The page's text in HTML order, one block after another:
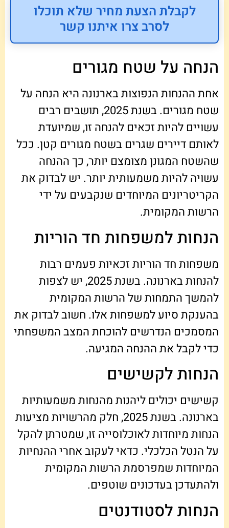
לקבלת הצעת מחיר שלא תוכלו
לסרב צרו איתנו קשר
הנחה על שטח מגורים
אחת ההנחות הנפוצות בארנונה היא הנחה על
שטח מגורים. בשנת 2025, תושבים רבים
עשויים להיות זכאים להנחה זו, שמיועדת
לאותם דיירים שגרים בשטח מגורים קטן. ככל
שהשטח המגונן מצומצם יותר, כך ההנחה
עשויה להיות משמעותית יותר. יש לבדוק את
הקריטריונים המיוחדים שנקבעים על ידי
הרשות המקומית.
הנחות למשפחות חד הוריות
משפחות חד הוריות זכאיות פעמים רבות
להנחות בארנונה. בשנת 2025, יש לצפות
להמשך התמחות של הרשות המקומית
בהענקת סיוע למשפחות אלו. חשוב לבדוק את
המסמכים הנדרשים להוכחת המצב המשפחתי
כדי לקבל את ההנחה המגיעה.
הנחות לקשישים
קשישים יכולים ליהנות מהנחות משמעותיות
בארנונה. בשנת 2025, חלק מהרשויות מציעות
הנחות מיוחדות לאוכלוסייה זו, שמטרתן להקל
על הנטל הכלכלי. כדאי לעקוב אחרי ההנחיות
המיוחדות שמפרסמת הרשות המקומית
ולהתעדכן בעדכונים שוטפים.
הנחות לסטודנטים